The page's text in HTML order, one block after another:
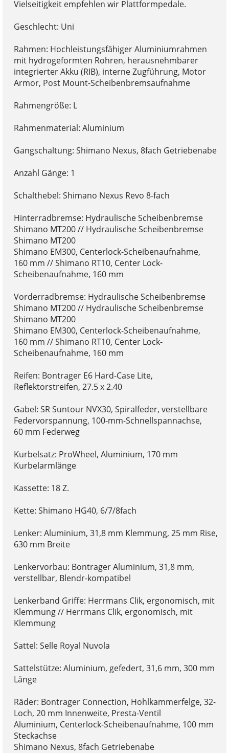
Vielseitigkeit empfehlen wir Plattformpedale.
Geschlecht: Uni
Rahmen: Hochleistungsfähiger Aluminiumrahmen
mit hydrogeformten Rohren, herausnehmbarer
integrierter Akku (RIB), interne Zugführung, Motor
Armor, Post Mount-Scheibenbremsaufnahme
Rahmengröße: L
Rahmenmaterial: Aluminium
Gangschaltung: Shimano Nexus, 8fach Getriebenabe
Anzahl Gänge: 1
Schalthebel: Shimano Nexus Revo 8-fach
Hinterradbremse: Hydraulische Scheibenbremse
Shimano MT200 // Hydraulische Scheibenbremse
Shimano MT200
Shimano EM300, Centerlock-Scheibenaufnahme,
160 mm // Shimano RT10, Center Lock-
Scheibenaufnahme, 160 mm
Vorderradbremse: Hydraulische Scheibenbremse
Shimano MT200 // Hydraulische Scheibenbremse
Shimano MT200
Shimano EM300, Centerlock-Scheibenaufnahme,
160 mm // Shimano RT10, Center Lock-
Scheibenaufnahme, 160 mm
Reifen: Bontrager E6 Hard-Case Lite,
Reflektorstreifen, 27.5 x 2.40
Gabel: SR Suntour NVX30, Spiralfeder, verstellbare
Federvorspannung, 100-mm-Schnellspannachse,
60 mm Federweg
Kurbelsatz: ProWheel, Aluminium, 170 mm
Kurbelarmlänge
Kassette: 18 Z.
Kette: Shimano HG40, 6/7/8fach
Lenker: Aluminium, 31,8 mm Klemmung, 25 mm Rise,
630 mm Breite
Lenkervorbau: Bontrager Aluminium, 31,8 mm,
verstellbar, Blendr-kompatibel
Lenkerband Griffe: Herrmans Clik, ergonomisch, mit
Klemmung // Herrmans Clik, ergonomisch, mit
Klemmung
Sattel: Selle Royal Nuvola
Sattelstütze: Aluminium, gefedert, 31,6 mm, 300 mm
Länge
Räder: Bontrager Connection, Hohlkammerfelge, 32-
Loch, 20 mm Innenweite, Presta-Ventil
Aluminium, Centerlock-Scheibenaufnahme, 100 mm
Steckachse
Shimano Nexus, 8fach Getriebenabe